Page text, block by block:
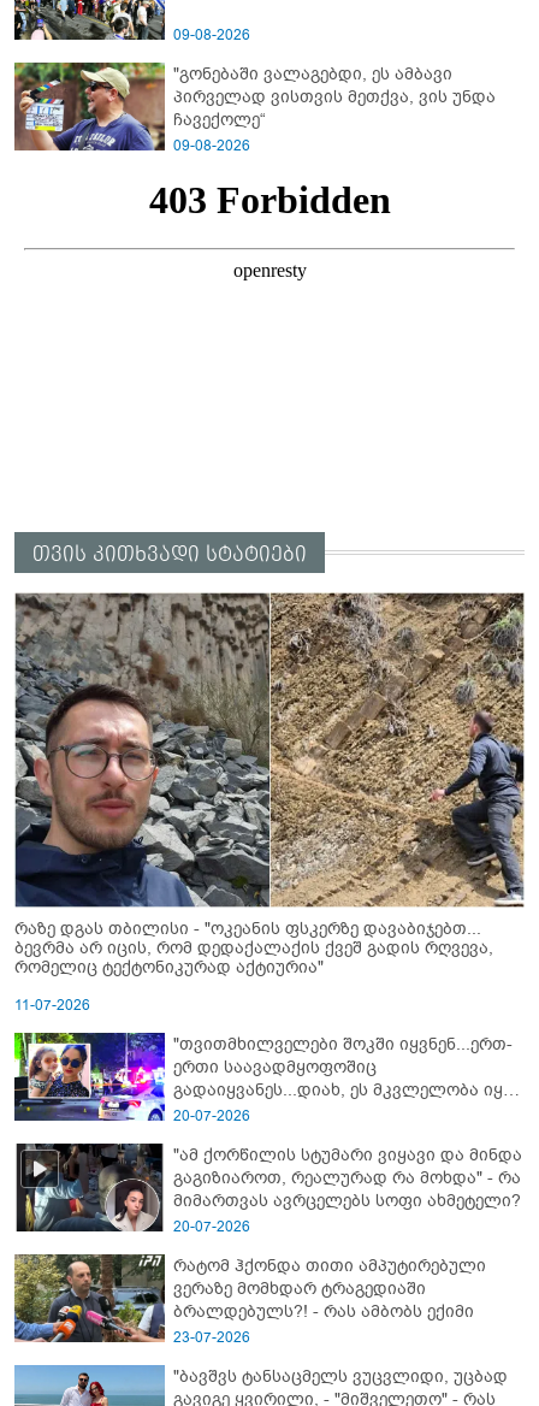
09-08-2026
"გონებაში ვალაგებდი, ეს ამბავი
პირველად ვისთვის მეთქვა, ვის უნდა
ჩავექოლე“
09-08-2026
თვის კითხვადი სტატიები
რაზე დგას თბილისი - "ოკეანის ფსკერზე დავაბიჯებთ...
ბევრმა არ იცის, რომ დედაქალაქის ქვეშ გადის რღვევა,
რომელიც ტექტონიკურად აქტიურია"
11-07-2026
"თვითმხილველები შოკში იყვნენ...ერთ-
ერთი საავადმყოფოშიც
გადაიყვანეს...დიახ, ეს მკვლელობა იყო"
- გორში დატრიალებული ტრაგედიის
20-07-2026
"ამ ქორწილის სტუმარი ვიყავი და მინდა
გაგიზიაროთ, რეალურად რა მოხდა" - რა
მიმართვას ავრცელებს სოფი ახმეტელი?
20-07-2026
რატომ ჰქონდა თითი ამპუტირებული
ვერაზე მომხდარ ტრაგედიაში
ბრალდებულს?! - რას ამბობს ექიმი
23-07-2026
"ბავშვს ტანსაცმელს ვუცვლიდი, უცბად
გავიგე ყვირილი, - "მიშველეთო" - რას